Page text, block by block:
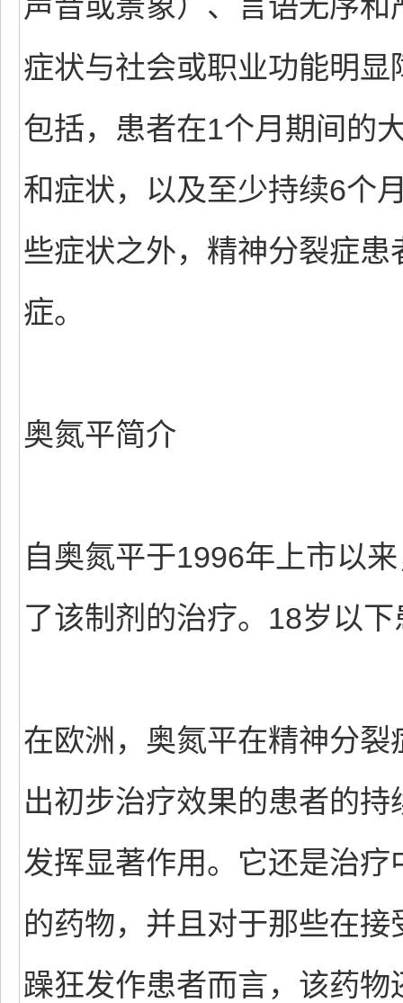
症状与社会或职业功能明
包括，患者在1个月期间的
和症状，以及至少持续6个
些症状之外，精神分裂症
症。
奥氮平简介
自奥氮平于1996年上市以
了该制剂的治疗。18岁以
在欧洲，奥氮平在精神分
出初步治疗效果的患者的
发挥显著作用。它还是治
的药物，并且对于那些在
躁狂发作患者而言，该药